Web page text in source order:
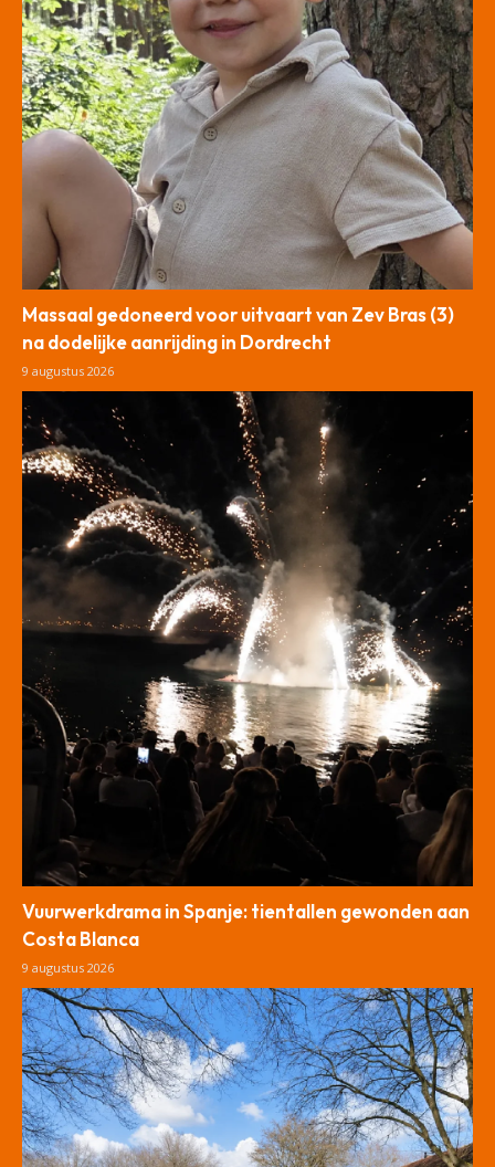
Massaal gedoneerd voor uitvaart van Zev Bras (3)
na dodelijke aanrijding in Dordrecht
9 augustus 2026
Vuurwerkdrama in Spanje: tientallen gewonden aan
Costa Blanca
9 augustus 2026